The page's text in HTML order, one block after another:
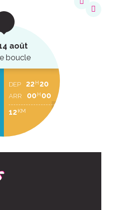
août
boucle
DEP 22H 20
ARR 00H 00
12KM